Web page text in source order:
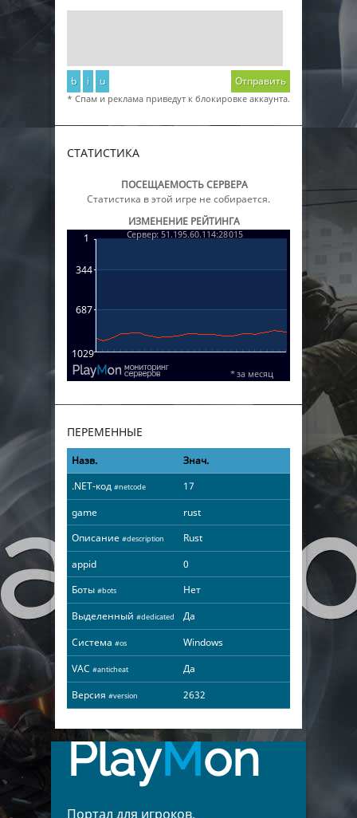
b i u Отправить
* Спам и реклама приведут к блокировке аккаунта.
СТАТИСТИКА
ПОСЕЩАЕМОСТЬ СЕРВЕРА
Статистика в этой игре не собирается.
ИЗМЕНЕНИЕ РЕЙТИНГА
ПЕРЕМЕННЫЕ
Назв.
Знач.
.NET-код #netcode
17
game
rust
Описание #description
Rust
appid
0
Боты #bots
Нет
Выделенный #dedicated
Да
Система #os
Windows
VAC #anticheat
Да
Версия #version 2632
PlayMon
Портал для игроков,